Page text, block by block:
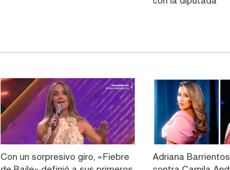
Con un sorpresivo giro, «Fiebre
Adriana